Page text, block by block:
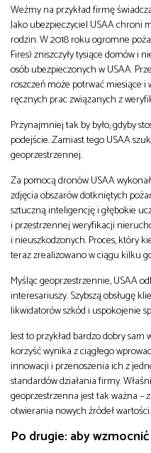
Weźmy na przykład firmę
Jako ubezpieczyciel USAA chroni
rodzin. W 2018 roku ogromne
Fires) zniszczyły tysiące domów i
osób ubezpieczonych w USAA.
roszczeń może potrwać miesiące
ręcznych prac związanych z
Przynajmniej tak by było, gdyby
podejście. Zamiast tego USAA
geoprzestrzennej.
Za pomocą dronów USAA
zdjęcia obszarów dotkniętych
sztuczną inteligencję i głębokie
i przestrzennej weryfikacji
i nieuszkodzonych. Proces, który
teraz zrealizowano w ciągu kilku
Myśląc geoprzestrzennie, USAA
interesariuszy. Szybszą obsługę
likwidatorów szkód i uspokojenie
Jest to przykład bardzo dobry sam
korzyść wynika z ciągłego
innowacji i przenoszenia ich z
standardów działania firmy.
geoprzestrzenna jest tak ważna –
otwierania nowych źródeł wartości.
Po drugie: aby